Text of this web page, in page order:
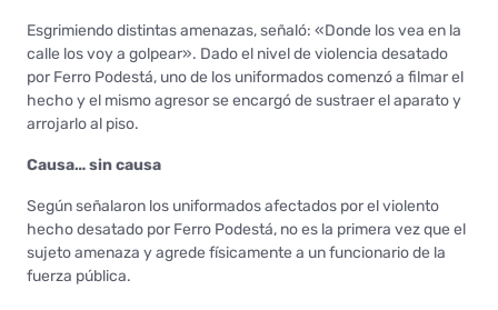
Esgrimiendo distintas amenazas, señaló: «Donde los vea en la
calle los voy a golpear». Dado el nivel de violencia desatado
por Ferro Podestá, uno de los uniformados comenzó a filmar el
hecho y el mismo agresor se encargó de sustraer el aparato y
arrojarlo al piso.
Causa… sin causa
Según señalaron los uniformados afectados por el violento
hecho desatado por Ferro Podestá, no es la primera vez que el
sujeto amenaza y agrede físicamente a un funcionario de la
fuerza pública.